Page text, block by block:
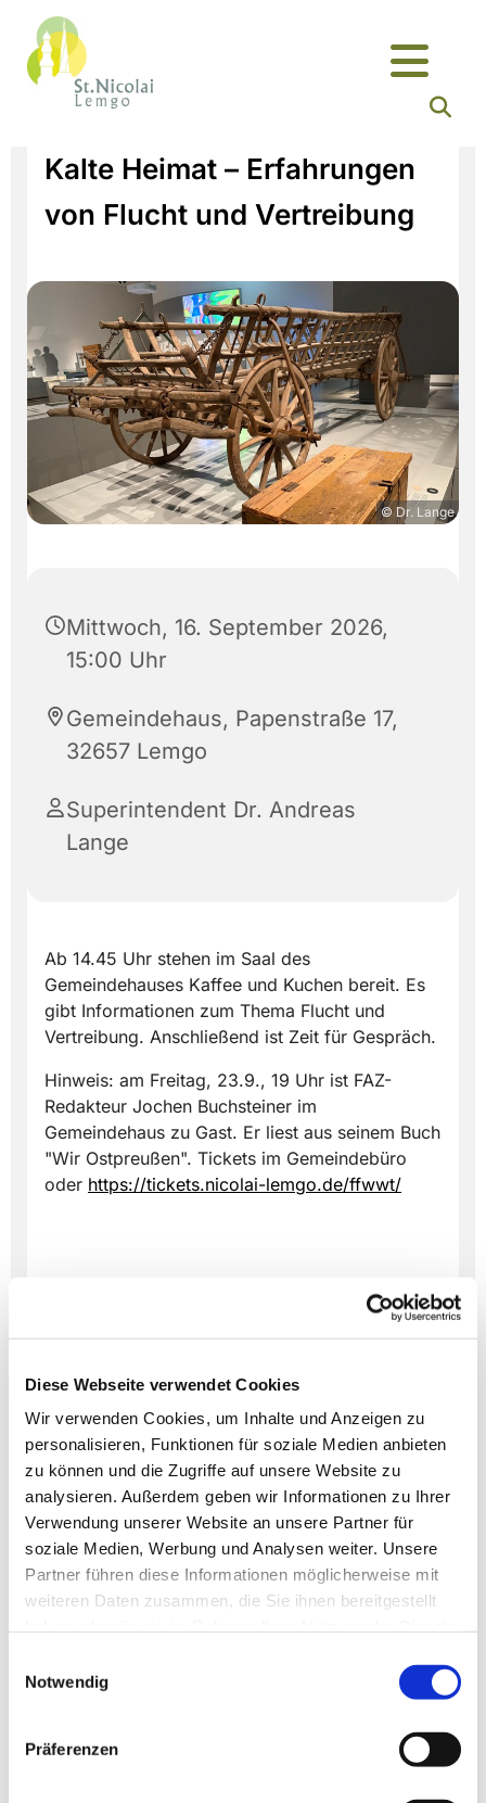
Diese Webseite verwendet Cookies
Wir verwenden Cookies, um Inhalte und Anzeigen zu
personalisieren, Funktionen für soziale Medien anbieten
zu können und die Zugriffe auf unsere Website zu
analysieren. Außerdem geben wir Informationen zu Ihrer
Verwendung unserer Website an unsere Partner für
soziale Medien, Werbung und Analysen weiter. Unsere
Partner führen diese Informationen möglicherweise mit
weiteren Daten zusammen, die Sie ihnen bereitgestellt
Notwendig
Präferenzen
Kalte Heimat – Erfahrungen
von Flucht und Vertreibung
© Dr. Lange
Mittwoch, 16. September 2026,
15:00 Uhr
Gemeindehaus, Papenstraße 17,
32657 Lemgo
Superintendent Dr. Andreas
Lange
Ab 14.45 Uhr stehen im Saal des
Gemeindehauses Kaffee und Kuchen bereit. Es
gibt Informationen zum Thema Flucht und
Vertreibung. Anschließend ist Zeit für Gespräch.
Hinweis: am Freitag, 23.9., 19 Uhr ist FAZ-
Redakteur Jochen Buchsteiner im
Gemeindehaus zu Gast. Er liest aus seinem Buch
"Wir Ostpreußen". Tickets im Gemeindebüro
oder https://tickets.nicolai-lemgo.de/ffwwt/
Dies könnte Sie auch